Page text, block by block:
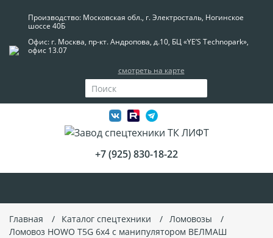
Производство: Московская обл., г. Электросталь, Ногинское
шоссе 40Б
Офис: г. Москва, пр-кт. Андропова, д.10, БЦ «YE’S Technopark»,
офис 13.07
смотреть на карте
+7 (925) 830-18-22
Главная Каталог спецтехники
Ломовозы
Ломовоз HOWO T5G 6x4 с манипулятором ВЕЛМАШ